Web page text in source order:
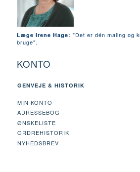
Læge Irene Hage: "Det er dén maling og
bruge".
KONTO
GENVEJE & HISTORIK
MIN KONTO
ADRESSEBOG
ØNSKELISTE
ORDREHISTORIK
NYHEDSBREV